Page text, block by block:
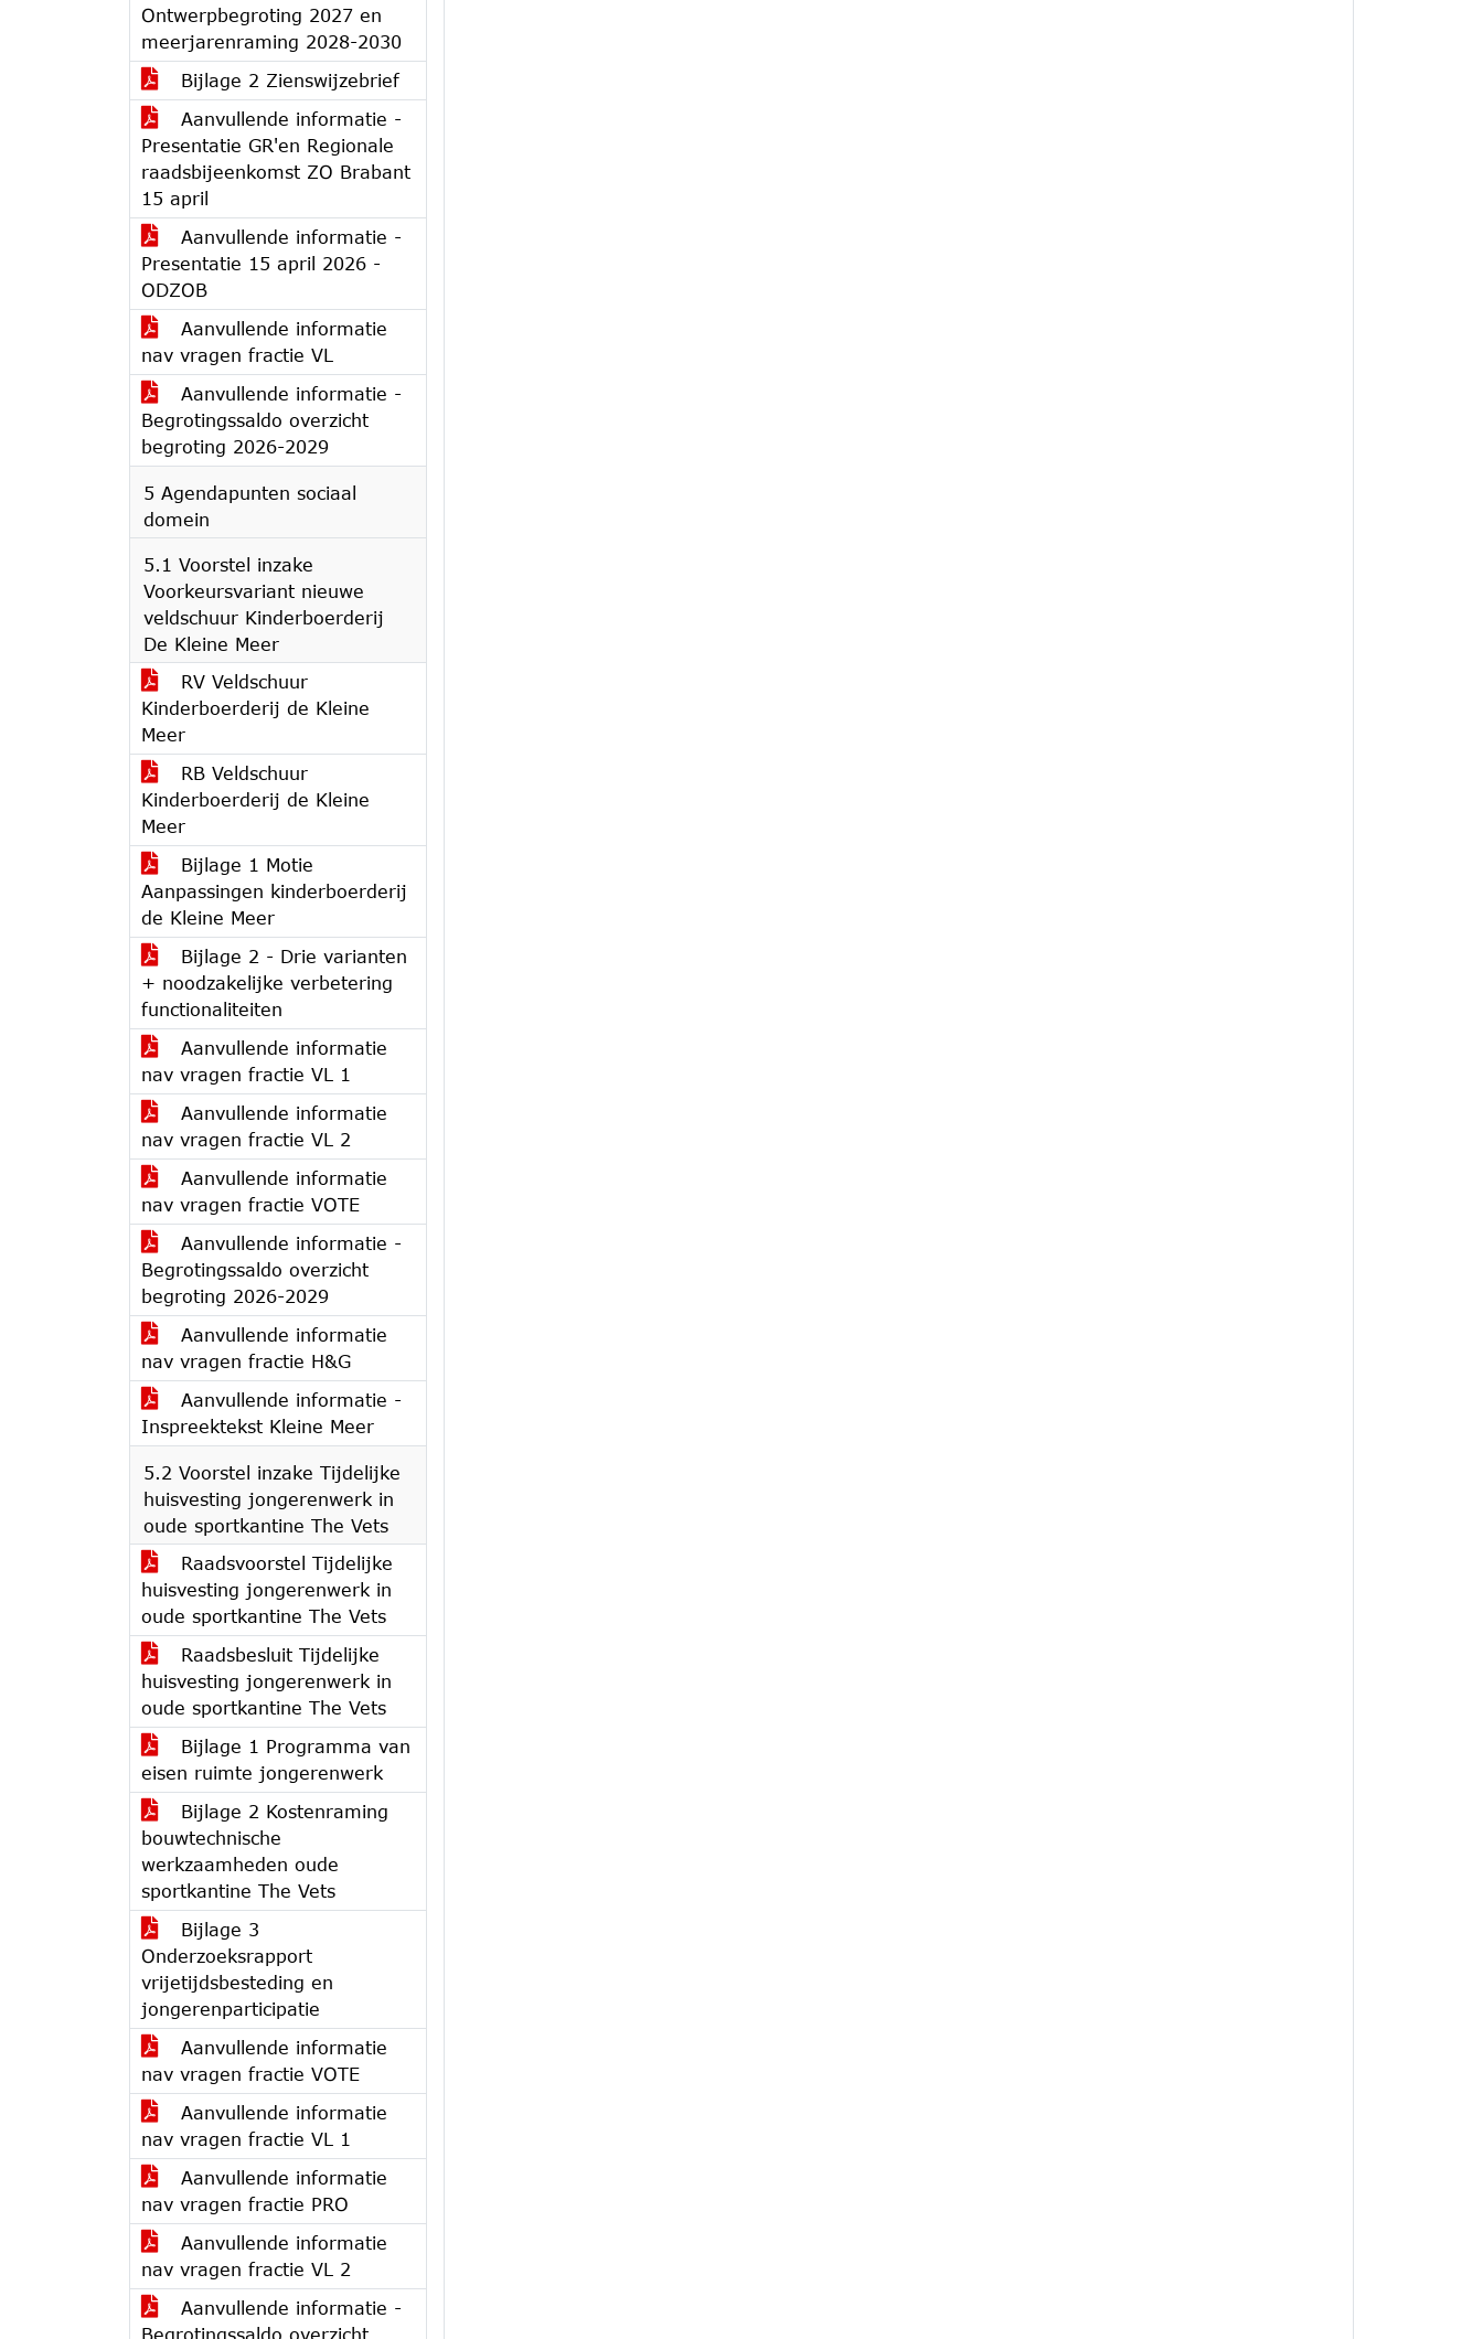
Ontwerpbegroting 2027 en
meerjarenraming 2028-2030
Bijlage 2 Zienswijzebrief
Aanvullende informatie -
Presentatie GR'en Regionale
raadsbijeenkomst ZO Brabant
15 april
Aanvullende informatie -
Presentatie 15 april 2026 -
ODZOB
Aanvullende informatie
nav vragen fractie VL
Aanvullende informatie -
Begrotingssaldo overzicht
begroting 2026-2029
5 Agendapunten sociaal
domein
5.1 Voorstel inzake
Voorkeursvariant nieuwe
veldschuur Kinderboerderij
De Kleine Meer
RV Veldschuur
Kinderboerderij de Kleine
Meer
RB Veldschuur
Kinderboerderij de Kleine
Meer
Bijlage 1 Motie
Aanpassingen kinderboerderij
de Kleine Meer
Bijlage 2 - Drie varianten
+ noodzakelijke verbetering
functionaliteiten
Aanvullende informatie
nav vragen fractie VL 1
Aanvullende informatie
nav vragen fractie VL 2
Aanvullende informatie
nav vragen fractie VOTE
Aanvullende informatie -
Begrotingssaldo overzicht
begroting 2026-2029
Aanvullende informatie
nav vragen fractie H&G
Aanvullende informatie -
Inspreektekst Kleine Meer
5.2 Voorstel inzake Tijdelijke
huisvesting jongerenwerk in
oude sportkantine The Vets
Raadsvoorstel Tijdelijke
huisvesting jongerenwerk in
oude sportkantine The Vets
Raadsbesluit Tijdelijke
huisvesting jongerenwerk in
oude sportkantine The Vets
Bijlage 1 Programma van
eisen ruimte jongerenwerk
Bijlage 2 Kostenraming
bouwtechnische
werkzaamheden oude
sportkantine The Vets
Bijlage 3
Onderzoeksrapport
vrijetijdsbesteding en
jongerenparticipatie
Aanvullende informatie
nav vragen fractie VOTE
Aanvullende informatie
nav vragen fractie VL 1
Aanvullende informatie
nav vragen fractie PRO
Aanvullende informatie
nav vragen fractie VL 2
Aanvullende informatie -
Begrotingssaldo overzicht